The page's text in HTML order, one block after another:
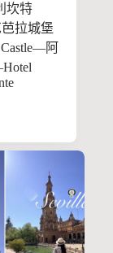
坎特
拉城堡
Castle—阿